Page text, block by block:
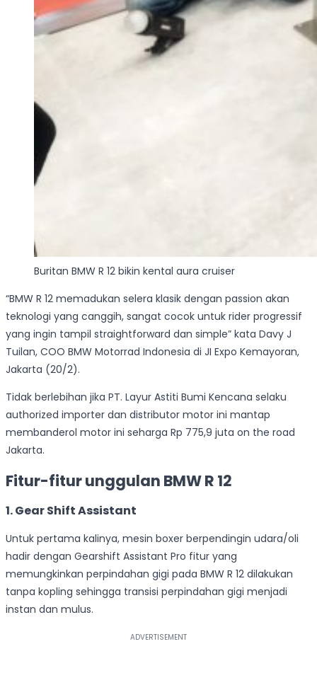
Buritan BMW R 12 bikin kental aura cruiser
“BMW R 12 memadukan selera klasik dengan passion akan
teknologi yang canggih, sangat cocok untuk rider progressif
yang ingin tampil straightforward dan simple” kata Davy J
Tuilan, COO BMW Motorrad Indonesia di JI Expo Kemayoran,
Jakarta (20/2).
Tidak berlebihan jika PT. Layur Astiti Bumi Kencana selaku
authorized importer dan distributor motor ini mantap
membanderol motor ini seharga Rp 775,9 juta on the road
Jakarta.
Fitur-fitur unggulan BMW R 12
1. Gear Shift Assistant
Untuk pertama kalinya, mesin boxer berpendingin udara/oli
hadir dengan Gearshift Assistant Pro fitur yang
memungkinkan perpindahan gigi pada BMW R 12 dilakukan
tanpa kopling sehingga transisi perpindahan gigi menjadi
instan dan mulus.